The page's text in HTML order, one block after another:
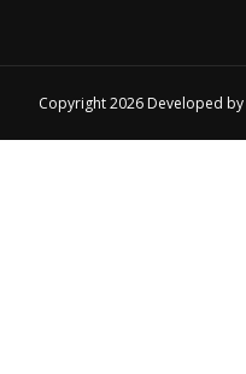
Copyright 2026 Developed by